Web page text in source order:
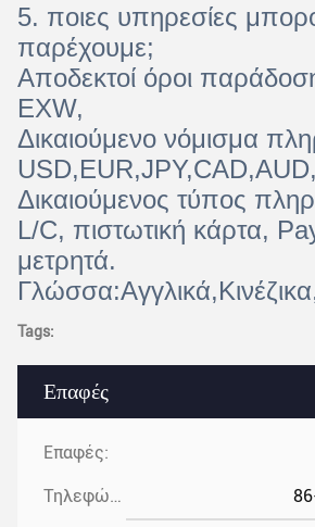
Επαφές
Επαφές:
Τηλεφώνημα:
5. ποιες υπηρεσίες
παρέχουμε;
Αποδεκτοί όροι
EXW,
Δικαιούμενο νόμισμα
Δικαιούμενος τύπος
L/C, πιστωτική κάρτα,
μετρητά.
Tags: